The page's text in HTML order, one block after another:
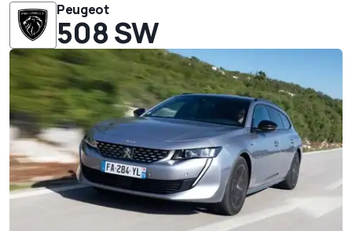
Peugeot
508 SW